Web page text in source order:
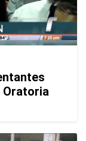
Oratoria